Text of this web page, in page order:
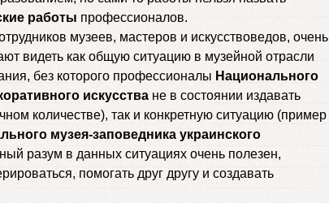
работы профессионалов.
музеев, мастеров и искусствоведов, очень
видеть как общую ситуацию в музейной отрасли
без которого профессионалы Национального
искусства не в состоянии издавать
количестве), так и конкретную ситуацию (пример
музея-заповедника украинского
разум в данных ситуациях очень полезен,
помогать друг другу и создавать